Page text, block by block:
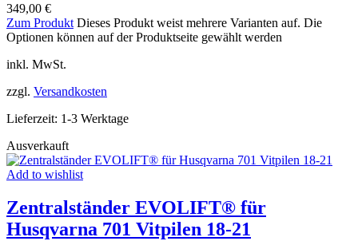
349,00 €
Zum Produkt Dieses Produkt weist mehrere Varianten auf. Die
Optionen können auf der Produktseite gewählt werden
inkl. MwSt.
zzgl. Versandkosten
Lieferzeit: 1-3 Werktage
Ausverkauft
Add to wishlist
Zentralständer EVOLIFT® für
Husqvarna 701 Vitpilen 18-21